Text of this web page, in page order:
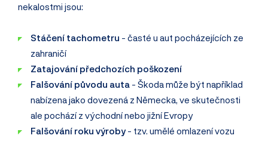
nekalostmi jsou:
Stáčení tachometru - časté u aut pocházejících ze
zahraničí
Zatajování předchozích poškození
Falšování původu auta- Škoda může být například
nabízena jako dovezená z Německa, ve skutečnosti
ale pochází z východní nebo jižní Evropy
Falšování roku výroby- tzv. umělé omlazení vozu